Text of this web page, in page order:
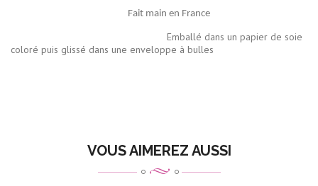
Fait main en France
Emballé dans un papier de soie
coloré puis glissé dans une enveloppe à bulles
VOUS AIMEREZ AUSSI